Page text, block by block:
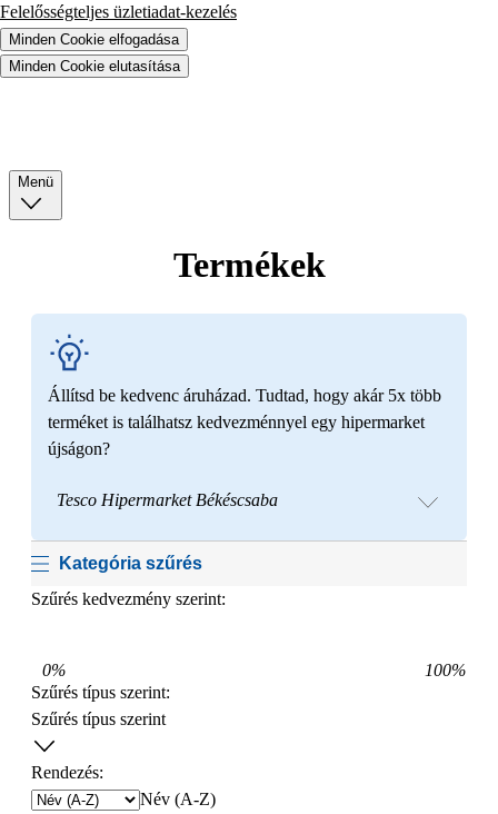
Felelősségteljes üzletiadat-kezelés
Minden Cookie elfogadása
Minden Cookie elutasítása
Menü
Termékek
Állítsd be kedvenc áruházad. Tudtad, hogy akár 5x több
terméket is találhatsz kedvezménnyel egy hipermarket
újságon?
Tesco Hipermarket Békéscsaba
Kategória szűrés
Szűrés kedvezmény szerint:
0% 100%
Szűrés típus szerint:
Szűrés típus szerint
Rendezés:
Név (A-Z)